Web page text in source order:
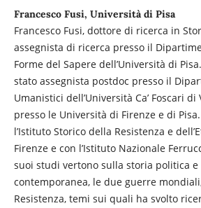
Francesco Fusi, Università di Pisa
Francesco Fusi, dottore di ricerca in
assegnista di ricerca presso il
Forme del Sapere dell’Università di
stato assegnista postdoc presso il
Umanistici dell’Università Ca’ Foscari
presso le Università di Firenze e di
l’Istituto Storico della Resistenza e
Firenze e con l’Istituto Nazionale
suoi studi vertono sulla storia politica e
contemporanea, le due guerre
Resistenza, temi sui quali ha svolto